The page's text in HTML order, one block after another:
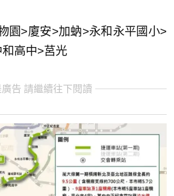
園>廈安>加蚋>永和永平國小>
高中>莒光
廣告 請繼續往下閱讀